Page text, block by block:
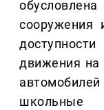
сооружения
движения на